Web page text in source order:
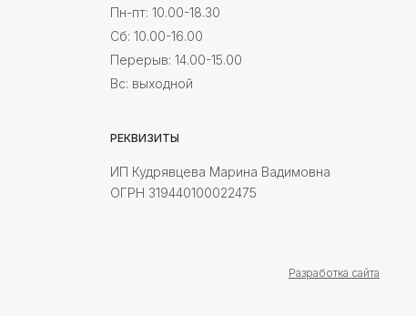
Пн-пт: 10.00-18.30
Cб: 10.00-16.00
Перерыв: 14.00-15.00
Вс: выходной
Разработка сайта
ИП Кудрявцева Марина Вадимовна
ОГРН 319440100022475
РЕКВИЗИТЫ